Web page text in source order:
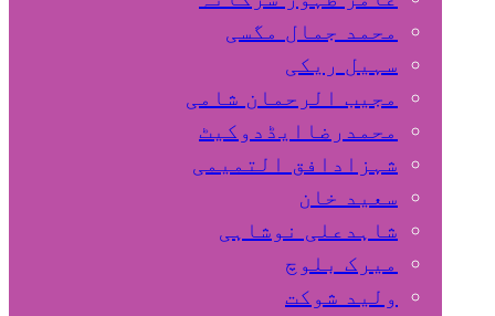
محمد جمال مگسی
سہیل ريكی
مجیب الرحمان شامی
محمدرضاایڈدوکیٹ
شہزادافق التمیمی
سعید خان
شاہدعلی نوشاہی
میرک بلوچ
ولید شوکت